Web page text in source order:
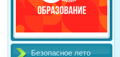
Безопасное лето